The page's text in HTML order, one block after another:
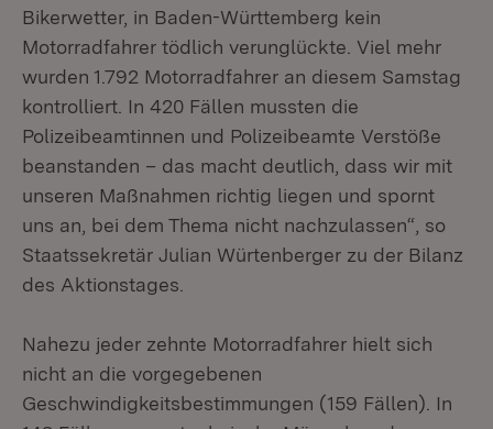
Bikerwetter, in Baden-Württemberg kein
Motorradfahrer tödlich verunglückte. Viel mehr
wurden 1.792 Motorradfahrer an diesem Samstag
kontrolliert. In 420 Fällen mussten die
Polizeibeamtinnen und Polizeibeamte Verstöße
beanstanden – das macht deutlich, dass wir mit
unseren Maßnahmen richtig liegen und spornt
uns an, bei dem Thema nicht nachzulassen“, so
Staatssekretär Julian Würtenberger zu der Bilanz
des Aktionstages.
Nahezu jeder zehnte Motorradfahrer hielt sich
nicht an die vorgegebenen
Geschwindigkeitsbestimmungen (159 Fällen). In